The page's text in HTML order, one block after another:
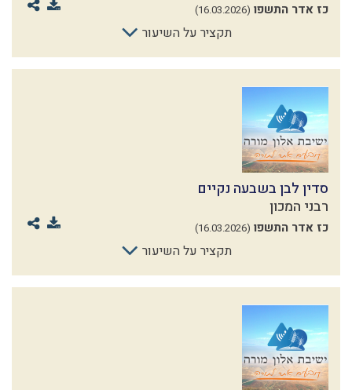
כז אדר התשפו (16.03.2026)
תקציר על השיעור
סדין לבן בשבעה נקיים
רבני המכון
כז אדר התשפו (16.03.2026)
תקציר על השיעור